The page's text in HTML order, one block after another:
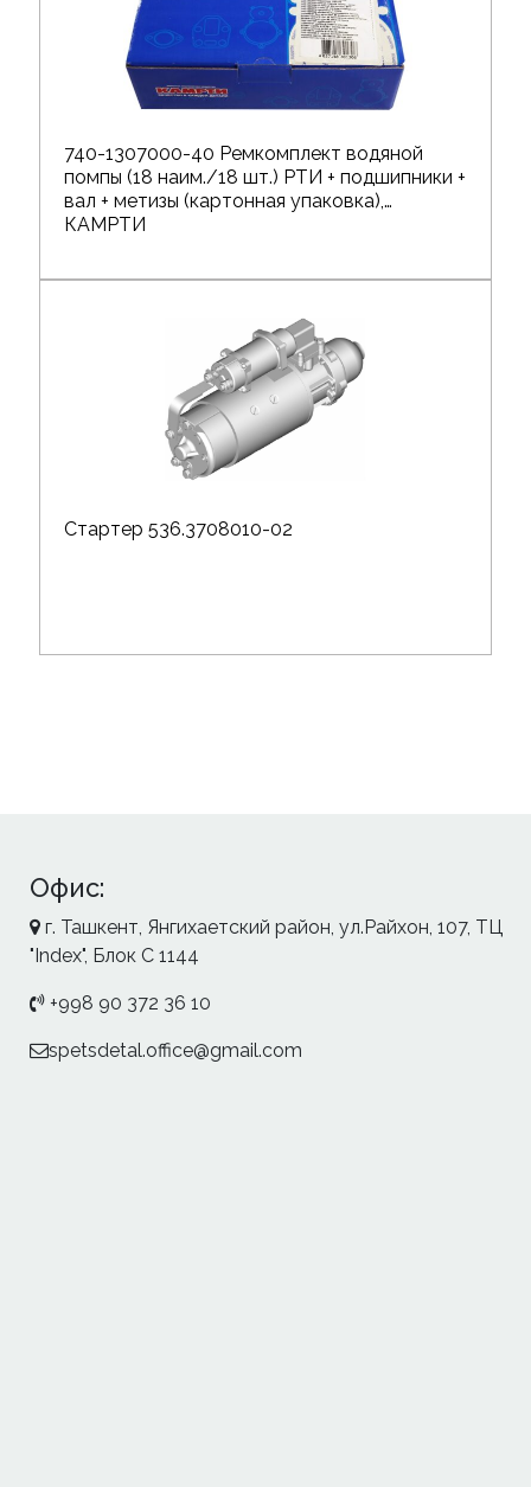
740-1307000-40 Ремкомплект водяной
помпы (18 наим./18 шт.) РТИ + подшипники +
вал + метизы (картонная упаковка),
КАМРТИ
Стартер 536.3708010-02
Офис:
г. Ташкент, Янгихаетский район, ул.Райхон, 107, ТЦ
"Index", Блок С 1144
+998 90 372 36 10
spetsdetal.office@gmail.com